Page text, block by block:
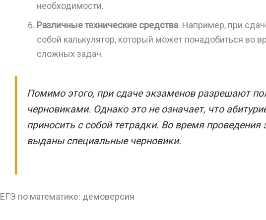
необходимости.
Различные технические средства. Например, при
собой калькулятор, который может понадобиться во
сложных задач.
Помимо этого, при сдаче экзаменов разрешают
черновиками. Однако это не означает, что
приносить с собой тетрадки. Во время проведения
выданы специальные черновики.
ЕГЭ по математике: демоверсия